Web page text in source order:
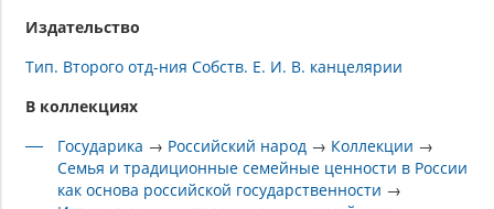
Издательство
Тип. Второго отд-ния Собств. Е. И. В. канцелярии
В коллекциях
Государика → Российский народ → Коллекции →
Семья и традиционные семейные ценности в России
как основа российской государственности →